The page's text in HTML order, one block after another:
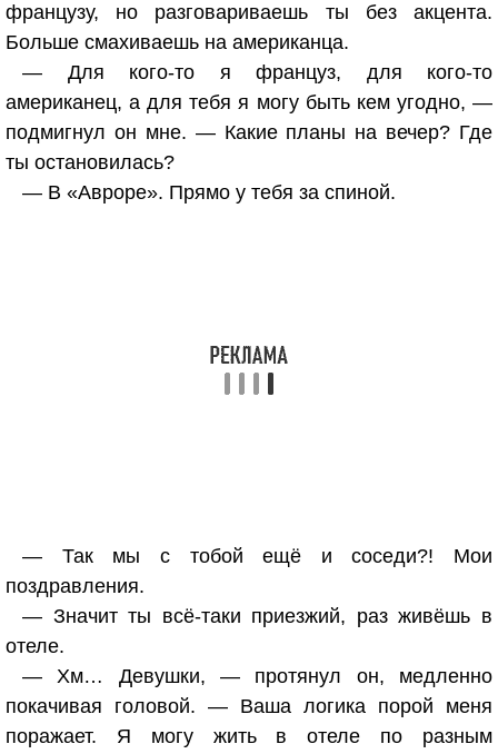
французу, но разговариваешь ты без акцента.
Больше смахиваешь на американца.
— Для кого-то я француз, для кого-то
американец, а для тебя я могу быть кем угодно, —
подмигнул он мне. — Какие планы на вечер? Где
ты остановилась?
— В «Авроре». Прямо у тебя за спиной.
— Так мы с тобой ещё и соседи?! Мои
поздравления.
— Значит ты всё-таки приезжий, раз живёшь в
отеле.
— Хм… Девушки, — протянул он, медленно
покачивая головой. — Ваша логика порой меня
поражает. Я могу жить в отеле по разным